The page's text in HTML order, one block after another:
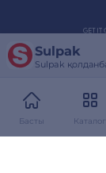
Sulpak
Sulpak
Басты Каталог